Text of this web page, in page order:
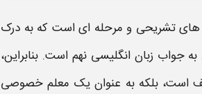
های تشریحی و مرحله ای است که به درک
بهجواب زبان انگلیسی ​نهم است. بنابراین،
است، بلکه به عنوان یک معلم خصوصی